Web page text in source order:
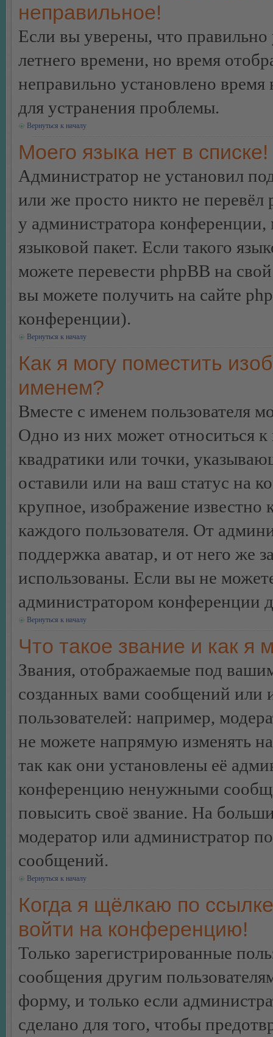
неправильное!
Если вы уверены, что правильно
летнего времени, но время
неправильно установлено
для устранения проблемы.
Вернуться к началу
Моего языка нет в списке!
Администратор не установил
или же просто никто не
у администратора
языковой пакет. Если такого
можете перевести phpBB на
вы можете получить на сайте
конференции).
Вернуться к началу
Как я могу поместить
именем?
Вместе с именем пользователя
Одно из них может относиться
квадратики или точки,
оставили или на ваш статус на
крупное, изображение известно
каждого пользователя. От
поддержка аватар, и от него же
использованы. Если вы не
администратором конференции
Вернуться к началу
Что такое звание и как я
Звания, отображаемые под
созданных вами сообщений
пользователей: например,
не можете напрямую изменять
так как они установлены её
конференцию ненужными
повысить своё звание. На
модератор или администратор
сообщений.
Вернуться к началу
Когда я щёлкаю по
войти на конференцию!
Только зарегистрированные
сообщения другим
форму, и только если
сделано для того, чтобы